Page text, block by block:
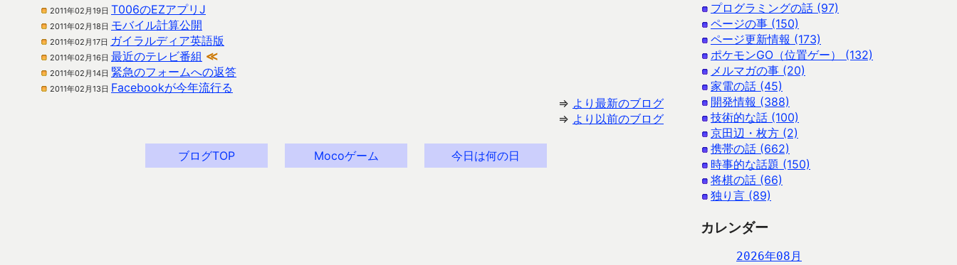
2011年02月19日 T006のEZアプリJ
2011年02月18日 モバイル計算公開
2011年02月17日 ガイラルディア英語版
2011年02月16日 最近のテレビ番組 ≪
2011年02月14日 緊急のフォームへの返答
2011年02月13日 Facebookが今年流行る
⇒ より最新のブログ
⇒ より以前のブログ
ブログTOP Mocoゲーム 今日は何の日
プログラミングの話 (97)
ページの事 (150)
ページ更新情報 (173)
ポケモンGO（位置ゲー） (132)
メルマガの事 (20)
家電の話 (45)
開発情報 (388)
技術的な話 (100)
京田辺・枚方 (2)
携帯の話 (662)
時事的な話題 (150)
将棋の話 (66)
独り言 (89)
カレンダー
2026年08月